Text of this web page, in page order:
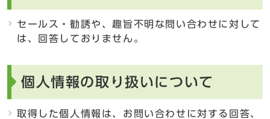
セールス・勧誘や、趣旨不明な問い合わせに対して
は、回答しておりません。
個人情報の取り扱いについて
取得した個人情報は、お問い合わせに対する回答、